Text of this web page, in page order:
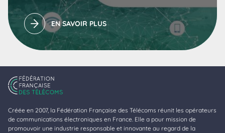
EN SAVOIR PLUS
Créée en 2007, la Fédération Française des Télécoms réunit les opérateurs
de communications électroniques en France. Elle a pour mission de
promouvoir une industrie responsable et innovante au regard de la